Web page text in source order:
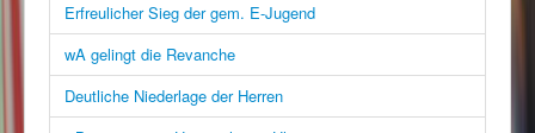
Erfreulicher Sieg der gem. E-Jugend
wA gelingt die Revanche
Deutliche Niederlage der Herren